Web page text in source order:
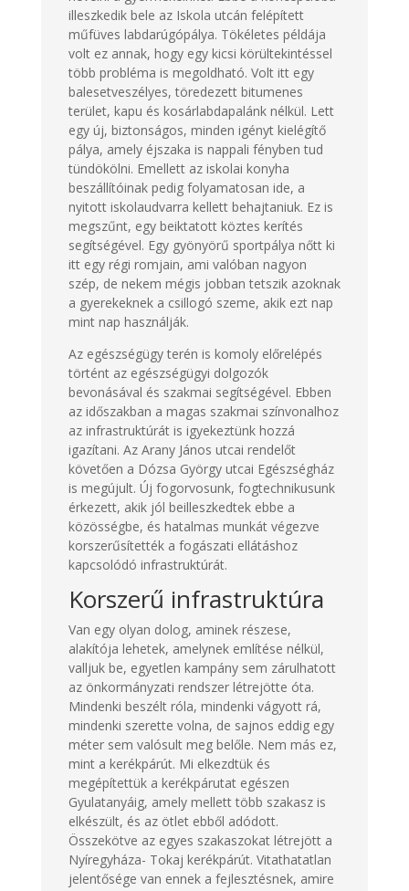
illeszkedik bele az Iskola utcán felépített
műfüves labdarúgópálya. Tökéletes példája
volt ez annak, hogy egy kicsi körültekintéssel
több probléma is megoldható. Volt itt egy
balesetveszélyes, töredezett bitumenes
terület, kapu és kosárlabdapalánk nélkül. Lett
egy új, biztonságos, minden igényt kielégítő
pálya, amely éjszaka is nappali fényben tud
tündökölni. Emellett az iskolai konyha
beszállítóinak pedig folyamatosan ide, a
nyitott iskolaudvarra kellett behajtaniuk. Ez is
megszűnt, egy beiktatott köztes kerítés
segítségével. Egy gyönyörű sportpálya nőtt ki
itt egy régi romjain, ami valóban nagyon
szép, de nekem mégis jobban tetszik azoknak
a gyerekeknek a csillogó szeme, akik ezt nap
mint nap használják.
Az egészségügy terén is komoly előrelépés
történt az egészségügyi dolgozók
bevonásával és szakmai segítségével. Ebben
az időszakban a magas szakmai színvonalhoz
az infrastruktúrát is igyekeztünk hozzá
igazítani. Az Arany János utcai rendelőt
követően a Dózsa György utcai Egészségház
is megújult. Új fogorvosunk, fogtechnikusunk
érkezett, akik jól beilleszkedtek ebbe a
közösségbe, és hatalmas munkát végezve
korszerűsítették a fogászati ellátáshoz
kapcsolódó infrastruktúrát.
Korszerű infrastruktúra
Van egy olyan dolog, aminek részese,
alakítója lehetek, amelynek említése nélkül,
valljuk be, egyetlen kampány sem zárulhatott
az önkormányzati rendszer létrejötte óta.
Mindenki beszélt róla, mindenki vágyott rá,
mindenki szerette volna, de sajnos eddig egy
méter sem valósult meg belőle. Nem más ez,
mint a kerékpárút. Mi elkezdtük és
megépítettük a kerékpárutat egészen
Gyulatanyáig, amely mellett több szakasz is
elkészült, és az ötlet ebből adódott.
Összekötve az egyes szakaszokat létrejött a
Nyíregyháza- Tokaj kerékpárút. Vitathatatlan
jelentősége van ennek a fejlesztésnek, amire